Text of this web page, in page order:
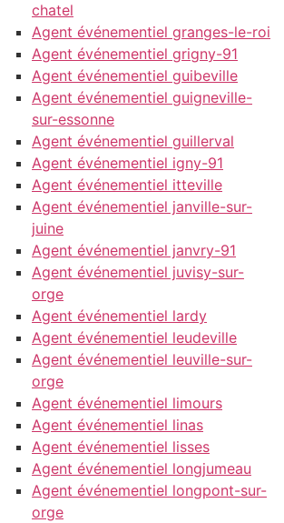
chatel
Agent événementiel granges-le-roi
Agent événementiel grigny-91
Agent événementiel guibeville
Agent événementiel guigneville-
sur-essonne
Agent événementiel guillerval
Agent événementiel igny-91
Agent événementiel itteville
Agent événementiel janville-sur-
juine
Agent événementiel janvry-91
Agent événementiel juvisy-sur-
orge
Agent événementiel lardy
Agent événementiel leudeville
Agent événementiel leuville-sur-
orge
Agent événementiel limours
Agent événementiel linas
Agent événementiel lisses
Agent événementiel longjumeau
Agent événementiel longpont-sur-
orge